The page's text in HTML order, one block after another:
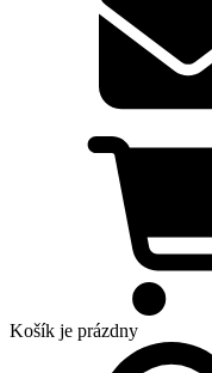
Košík je prázdny